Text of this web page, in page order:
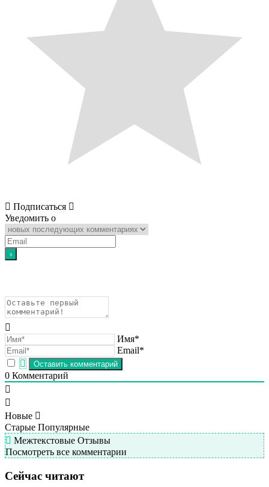
Подписаться
Уведомить о
Имя*
Email*
0 Комментарий
Новые
Старые Популярные
Межтекстовые Отзывы
Посмотреть все комментарии
Сейчас читают